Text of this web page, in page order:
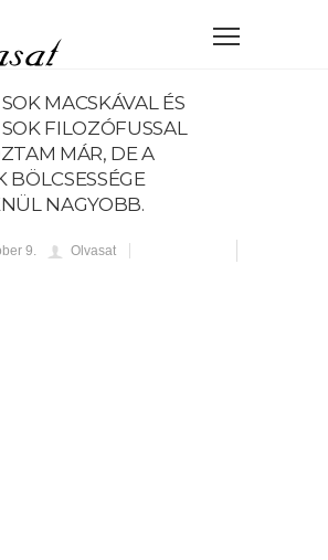
MACSKÁVAL ÉS
FILOZÓFUSSAL
MÁR, DE A
BÖLCSESSÉGE
NAGYOBB.
9. Olvasat